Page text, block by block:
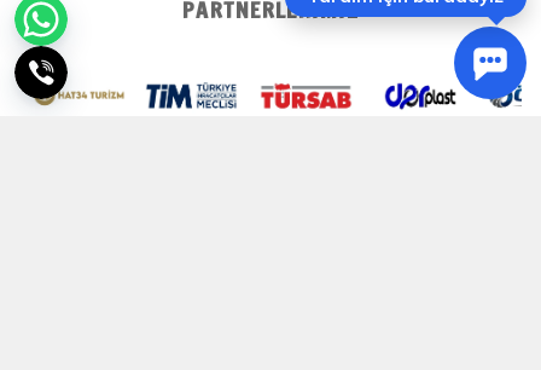
PARTNERLERIMIZ